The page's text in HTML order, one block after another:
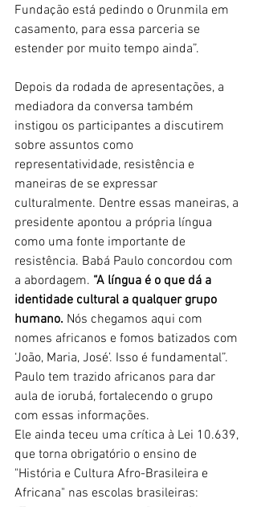
Fundação está pedindo o Orunmila em
casamento, para essa parceria se
estender por muito tempo ainda”.
Depois da rodada de apresentações, a
mediadora da conversa também
instigou os participantes a discutirem
sobre assuntos como
representatividade, resistência e
maneiras de se expressar
culturalmente. Dentre essas maneiras, a
presidente apontou a própria língua
como uma fonte importante de
resistência. Babá Paulo concordou com
a abordagem. “A língua é o que dá a
identidade cultural a qualquer grupo
humano. Nós chegamos aqui com
nomes africanos e fomos batizados com
‘João, Maria, José’. Isso é fundamental”.
Paulo tem trazido africanos para dar
aula de iorubá, fortalecendo o grupo
com essas informações.
Ele ainda teceu uma crítica à Lei 10.639,
que torna obrigatório o ensino de
"História e Cultura Afro-Brasileira e
Africana" nas escolas brasileiras: